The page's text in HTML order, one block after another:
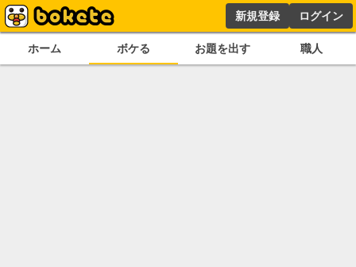
新規登録 ログイン
ホーム ボケる お題を出す 職人